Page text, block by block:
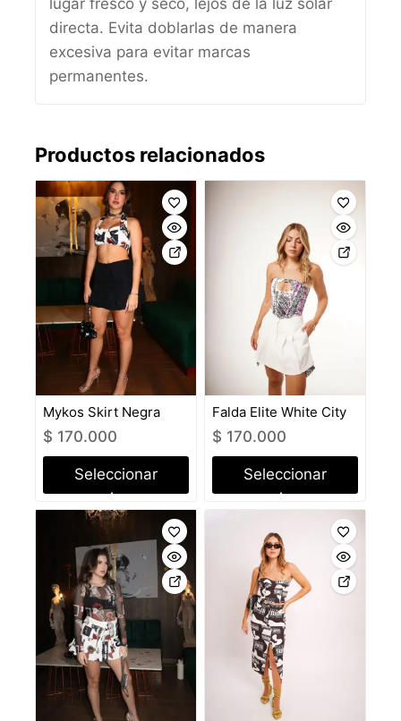
lugar fresco y seco, lejos de la luz solar
directa. Evita doblarlas de manera
excesiva para evitar marcas
permanentes.
Productos relacionados
Mykos Skirt Negra
$ 170.000
Seleccionar
opciones
Falda Elite White City
$ 170.000
Seleccionar
opciones